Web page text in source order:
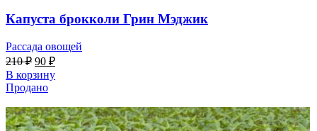
Капуста брокколи Грин Мэджик
Рассада овощей
210₽ 90 ₽
В корзину
Продано